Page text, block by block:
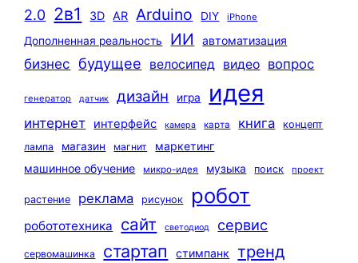
2.0 2в1 3D AR Arduino DIY iPhone
Дополненная реальность ИИ автоматизация
бизнес будущее велосипед видео вопрос
генератор датчик дизайн игра идея
интернет интерфейс камера карта книга
концепт
лампа
магазин магнит
маркетинг
машинное обучение
микро-идея музыка поиск проект
растение реклама рисунок робот
робототехника сайт светодиод сервис
сервомашинка стартап стимпанк тренд